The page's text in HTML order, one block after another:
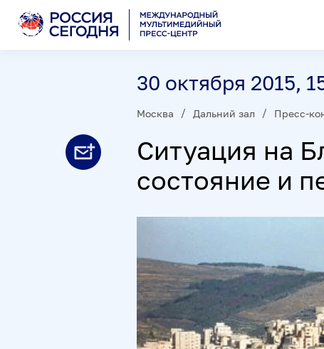
30 октября 2015,
Москва Дальний зал Пресс-
Ситуация на
состояние и